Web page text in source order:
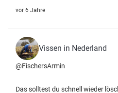
vor 6 Jahre
Vissen in Nederland
@FischersArmin
Das solltest du schnell wieder